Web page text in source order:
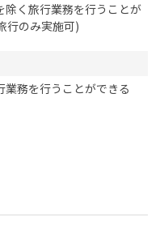
除く旅行業務を行うことが
行のみ実施可)
務を行うことができる